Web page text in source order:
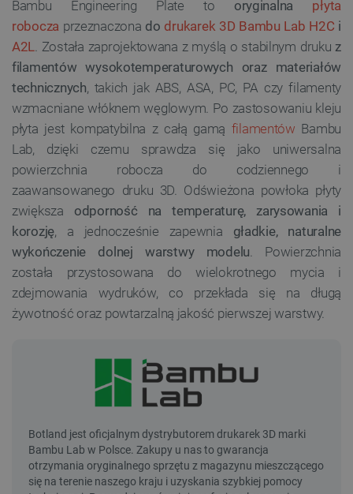
Bambu Engineering Plate to oryginalna płyta
robocza przeznaczona do drukarek 3D Bambu Lab H2C i
A2L . Została zaprojektowana z myślą o stabilnym druku z
filamentów wysokotemperaturowych oraz materiałów
technicznych, takich jak ABS, ASA, PC, PA czy filamenty
wzmacniane włóknem węglowym. Po zastosowaniu kleju
płyta jest kompatybilna z całą gamą filamentów Bambu
Lab, dzięki czemu sprawdza się jako uniwersalna
powierzchnia robocza do codziennego i
zaawansowanego druku 3D. Odświeżona powłoka płyty
zwiększa odporność na temperaturę, zarysowania i
korozję, a jednocześnie zapewnia gładkie, naturalne
wykończenie dolnej warstwy modelu . Powierzchnia
została przystosowana do wielokrotnego mycia i
zdejmowania wydruków, co przekłada się na długą
żywotność oraz powtarzalną jakość pierwszej warstwy.